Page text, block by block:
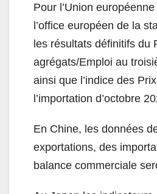
Pour l’Union
l’office européen de la
les résultats définitifs du
agrégats/Emploi au
ainsi que l’indice des
l’importation d’octobre
En Chine, les données
exportations, des
balance commerciale